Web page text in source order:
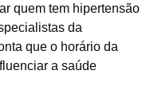
quem tem hipertensão
da
que o horário da
a saúde